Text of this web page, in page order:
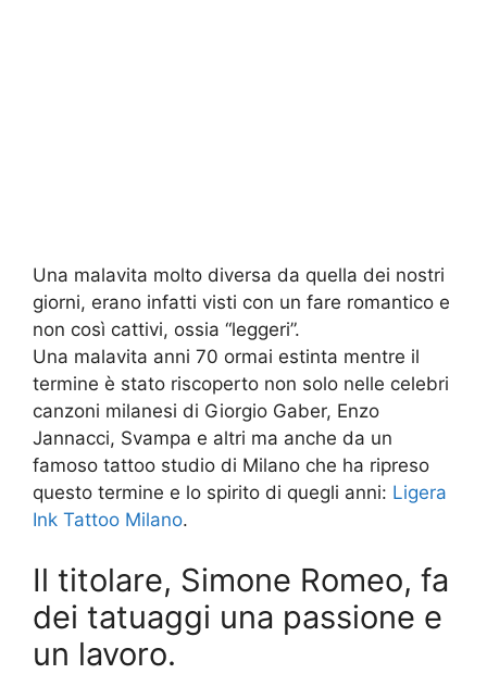
Una malavita molto diversa da quella dei nostri
giorni, erano infatti visti con un fare romantico e
non così cattivi, ossia “leggeri”.
Una malavita anni 70 ormai estinta mentre il
termine è stato riscoperto non solo nelle celebri
canzoni milanesi di Giorgio Gaber, Enzo
Jannacci, Svampa e altri ma anche da un
famoso tattoo studio di Milano che ha ripreso
questo termine e lo spirito di quegli anni: Ligera
Ink Tattoo Milano.
Il titolare, Simone Romeo, fa
dei tatuaggi una passione e
un lavoro.